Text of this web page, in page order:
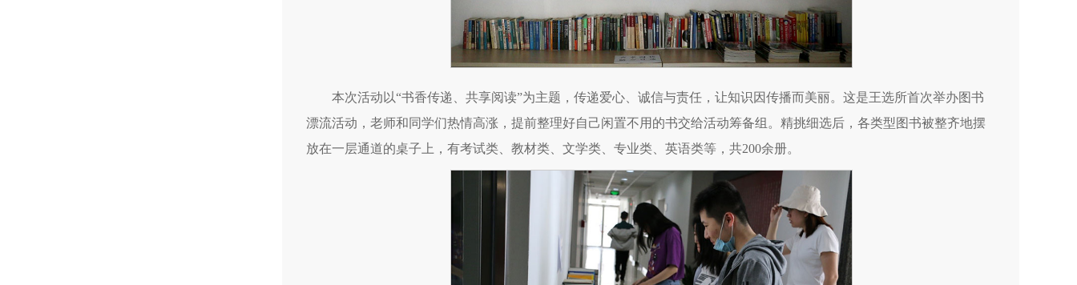
本次活动以“书香传递、共享阅读”为主题，传递爱心、诚信与责任，让知识因传播而美丽。这是王选所首次举办图书
漂流活动，老师和同学们热情高涨，提前整理好自己闲置不用的书交给活动筹备组。精挑细选后，各类型图书被整齐地摆
放在一层通道的桌子上，有考试类、教材类、文学类、专业类、英语类等，共200余册。